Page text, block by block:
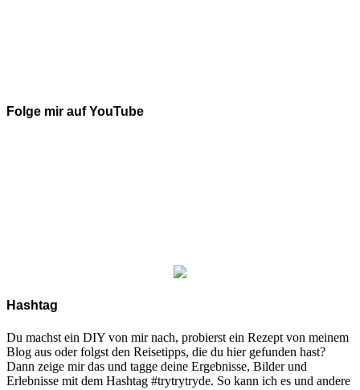
Folge mir auf YouTube
Hashtag
Du machst ein DIY von mir nach, probierst ein Rezept von meinem
Blog aus oder folgst den Reisetipps, die du hier gefunden hast?
Dann zeige mir das und tagge deine Ergebnisse, Bilder und
Erlebnisse mit dem Hashtag #trytrytryde. So kann ich es und andere